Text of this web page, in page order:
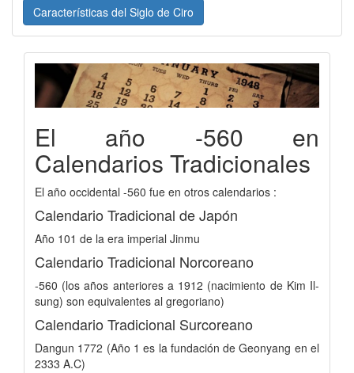
Características del Siglo de Ciro
El año -560 en
Calendarios Tradicionales
El año occidental -560 fue en otros calendarios :
Calendario Tradicional de Japón
Año 101 de la era imperial Jinmu
Calendario Tradicional Norcoreano
-560 (los años anteriores a 1912 (nacimiento de Kim Il-
sung) son equivalentes al gregoriano)
Calendario Tradicional Surcoreano
Dangun 1772 (Año 1 es la fundación de Geonyang en el
2333 A.C)